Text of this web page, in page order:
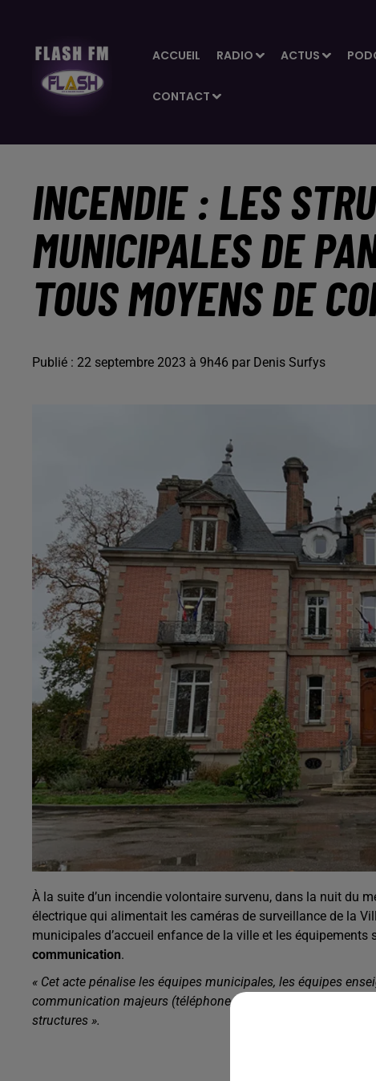
ACCUEIL RADIO ACTUS
CONTACT
INCENDIE : LES
MUNICIPALES DE
TOUS MOYENS DE
Publié : 22 septembre 2023 à 9h46 par Denis Surfys
À la suite d’un incendie volontaire survenu, dans la nuit du
électrique qui alimentait les caméras de surveillance de la
municipales d’accueil enfance de la ville et les équipements
communication.
« Cet acte pénalise les équipes municipales, les équipes
communication majeurs (téléphone, internet), pour garantir
structures ».